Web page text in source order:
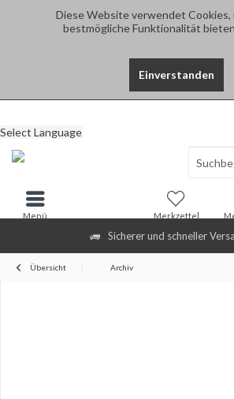
Diese Website verwendet Cookies,
bestmögliche Funktionalität
Einverstanden
Sicherer und schneller
Select Language
Merkzettel
Menü
Übersicht Archiv